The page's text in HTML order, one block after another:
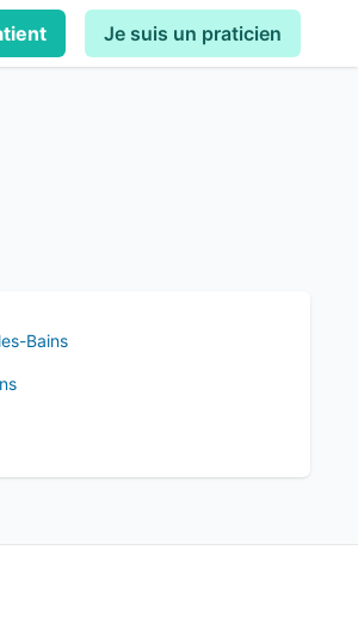
Je suis un praticien
Bains